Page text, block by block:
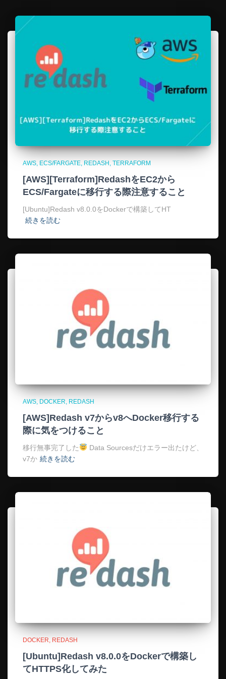
AWS ECS/FARGATE REDASH TERRAFORM
[AWS][Terraform]RedashをEC2から
ECS/Fargateに移行する際注意すること
[Ubuntu]Redash v8.0.0をDockerで構築してHT
続きを読む
AWS DOCKER REDASH
[AWS]Redash v7からv8へDocker移行する
際に気をつけること
移行無事完了した
Data Sourcesだけエラー出たけど、
v7か 続きを読む
DOCKER REDASH
[Ubuntu]Redash v8.0.0をDockerで構築し
てHTTPS化してみた